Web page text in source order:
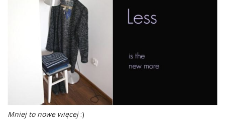
Mniej to nowe więcej :)